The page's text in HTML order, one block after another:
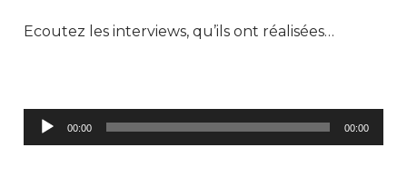
Ecoutez les interviews, qu’ils ont réalisées…
Lecteur
audio
00:00 00:00